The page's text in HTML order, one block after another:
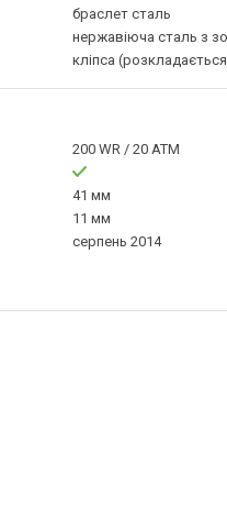
браслет сталь
нержавіюча сталь з
кліпса
200 WR / 20 ATM
41 мм
11 мм
серпень 2014